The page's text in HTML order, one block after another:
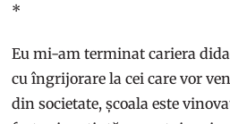
*
Eu mi-am terminat cariera
cu îngrijorare la cei care vor
din societate, școala este